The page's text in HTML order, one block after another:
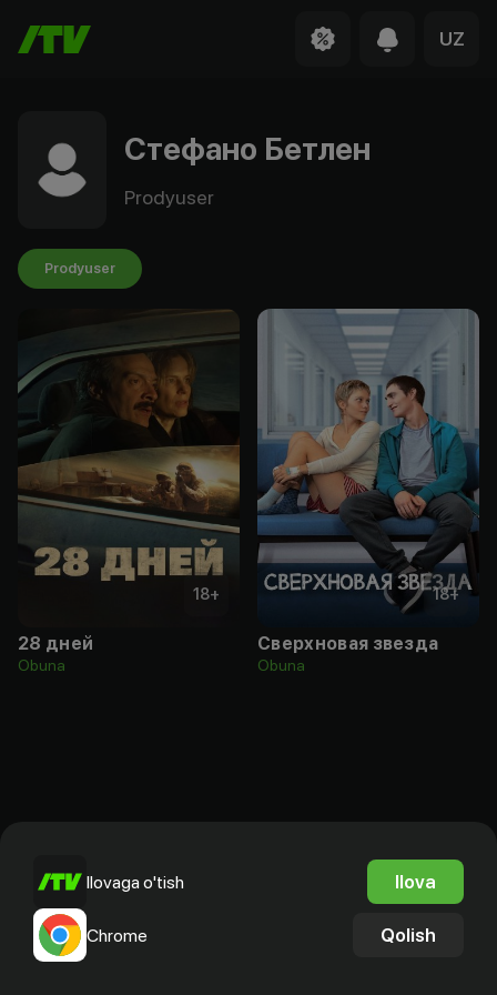
UZ
Стефано Бетлен
Prodyuser
Prodyuser
18+
28 дней
Obuna
18+
Сверхновая звезда
Obuna
Ilovaga o'tish Ilova
Chrome Qolish